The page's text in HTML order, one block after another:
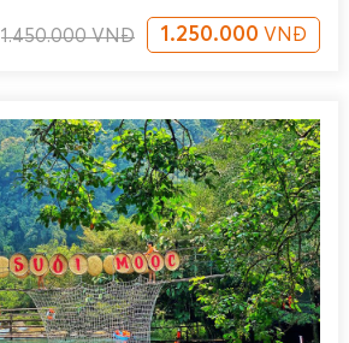
1.450.000VNĐ 1.250.000 VNĐ